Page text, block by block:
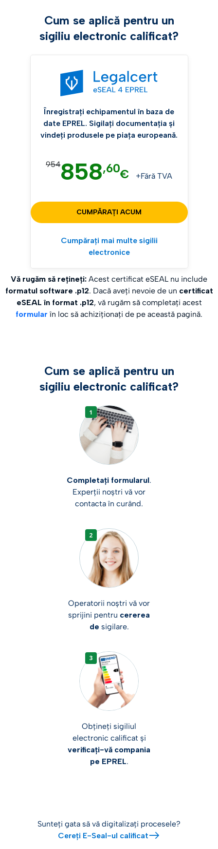
Cum se aplică pentru un
sigiliu electronic calificat?
Înregistrați echipamentul în baza de
date EPREL. Sigilați documentația și
vindeți produsele pe piața europeană.
954858,60€ +Fără TVA
CUMPĂRAȚI ACUM
Cumpărați mai multe sigilii
electronice
Vă rugăm să rețineți: Acest certificat eSEAL nu include
formatul software .p12. Dacă aveți nevoie de un certificat
eSEAL în format .p12, vă rugăm să completați acest
formular în loc să achiziționați de pe această pagină.
Cum se aplică pentru un
sigiliu electronic calificat?
Completați formularul.
Experții noștri vă vor
contacta în curând.
Operatorii noștri vă vor
sprijini pentru cererea
de sigilare.
Obțineți sigiliul
electronic calificat și
verificați-vă compania
pe EPREL.
Sunteți gata să vă digitalizați procesele?
Cereți E-Seal-ul calificat